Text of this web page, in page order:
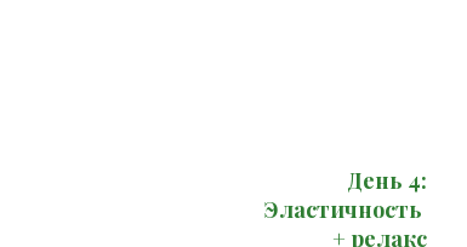
День 4:
Эластичность
+ релакс